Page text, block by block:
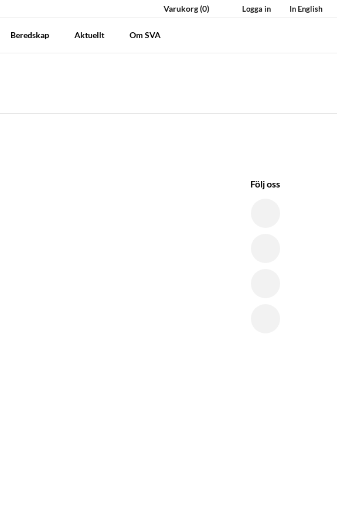
Varukorg(0) Logga in In English
Beredskap Aktuellt Om SVA
Följ oss